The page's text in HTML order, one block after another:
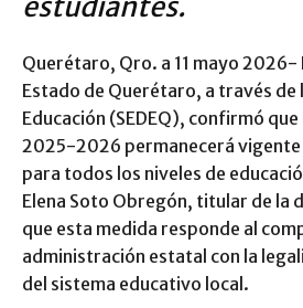
Querétaro, Qro. a 11 mayo 2026-
Estado de Querétaro, a través de
Educación (SEDEQ), confirmó
2025-2026 permanecerá vigente
para todos los niveles de
Elena Soto Obregón, titular de la
que esta medida responde al
administración estatal con la
del sistema educativo local.